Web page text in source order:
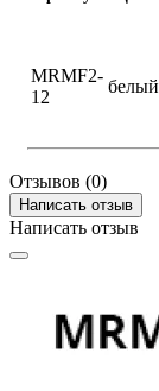
MRMF2-
12
белый
Отзывов (0)
Написать отзыв
Написать отзыв